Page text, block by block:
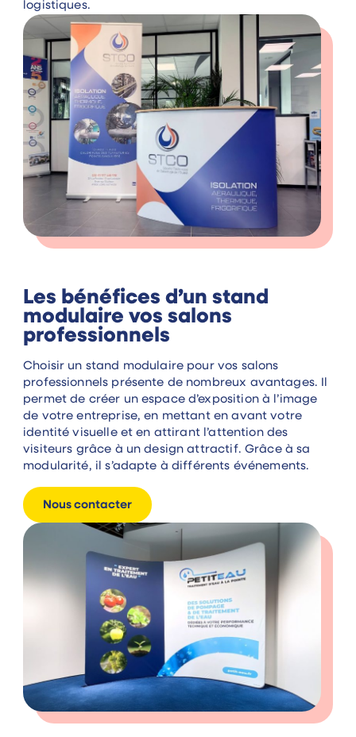
logistiques.
Les bénéfices d’un stand
modulaire vos salons
professionnels
Choisir un stand modulaire pour vos salons
professionnels présente de nombreux avantages. Il
permet de créer un espace d’exposition à l’image
de votre entreprise, en mettant en avant votre
identité visuelle et en attirant l’attention des
visiteurs grâce à un design attractif. Grâce à sa
modularité, il s’adapte à différents événements.
Nous contacter